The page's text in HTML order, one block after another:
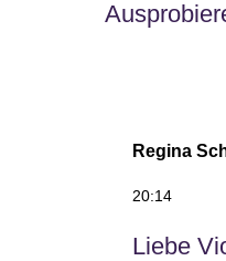
Regina
20:14
Liebe